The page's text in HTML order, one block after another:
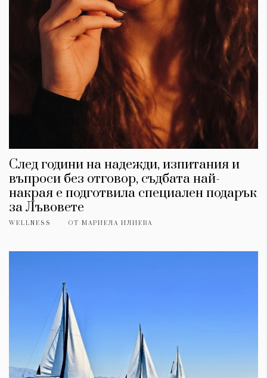
След години на надежди, изпитания и
въпроси без отговор, съдбата най-
накрая е подготвила специален подарък
за Лъвовете
WELLNESS ОТ МАРИЕЛА ИЛИЕВА